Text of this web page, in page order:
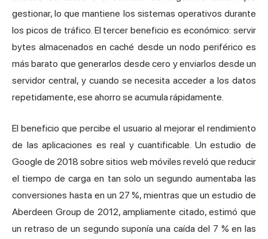
gestionar, lo que mantiene los sistemas operativos durante
los picos de tráfico. El tercer beneficio es económico: servir
bytes almacenados en caché desde un nodo periférico es
más barato que generarlos desde cero y enviarlos desde un
servidor central, y cuando se necesita acceder a los datos
repetidamente, ese ahorro se acumula rápidamente.
El beneficio que percibe el usuario al mejorar el rendimiento
de las aplicaciones es real y cuantificable. Un estudio de
Google de 2018 sobre sitios web móviles reveló que reducir
el tiempo de carga en tan solo un segundo aumentaba las
conversiones hasta en un 27 %, mientras que un estudio de
Aberdeen Group de 2012, ampliamente citado, estimó que
un retraso de un segundo suponía una caída del 7 % en las